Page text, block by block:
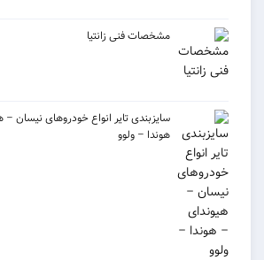
مشخصات فنی زانتیا
سایزبندی تایر انواع خودروهای نیسان – هیوندای –
هوندا – ولوو